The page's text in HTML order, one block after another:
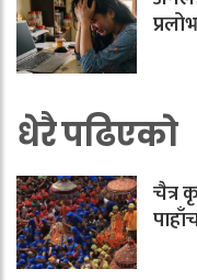
धेरै पढिएको
चैत्र